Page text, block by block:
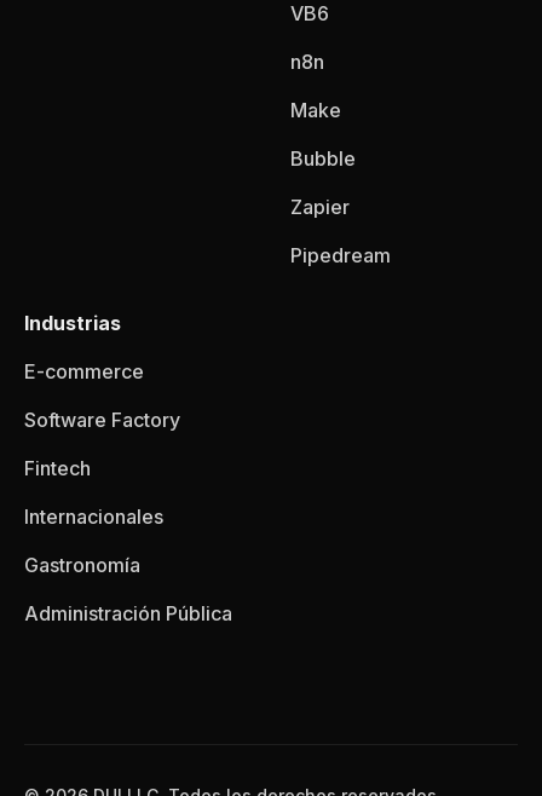
VB6
n8n
Make
Bubble
Zapier
Pipedream
Industrias
E-commerce
Software Factory
Fintech
Internacionales
Gastronomía
Administración Pública